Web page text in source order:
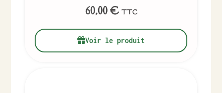
60,00€ TTC
Voir le produit